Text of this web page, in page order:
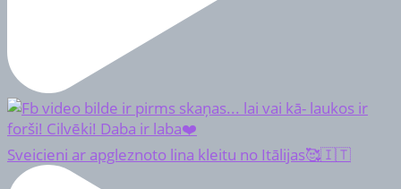
Sveicieni ar apgleznoto lina kleitu no Itālijas🥰🇮🇹